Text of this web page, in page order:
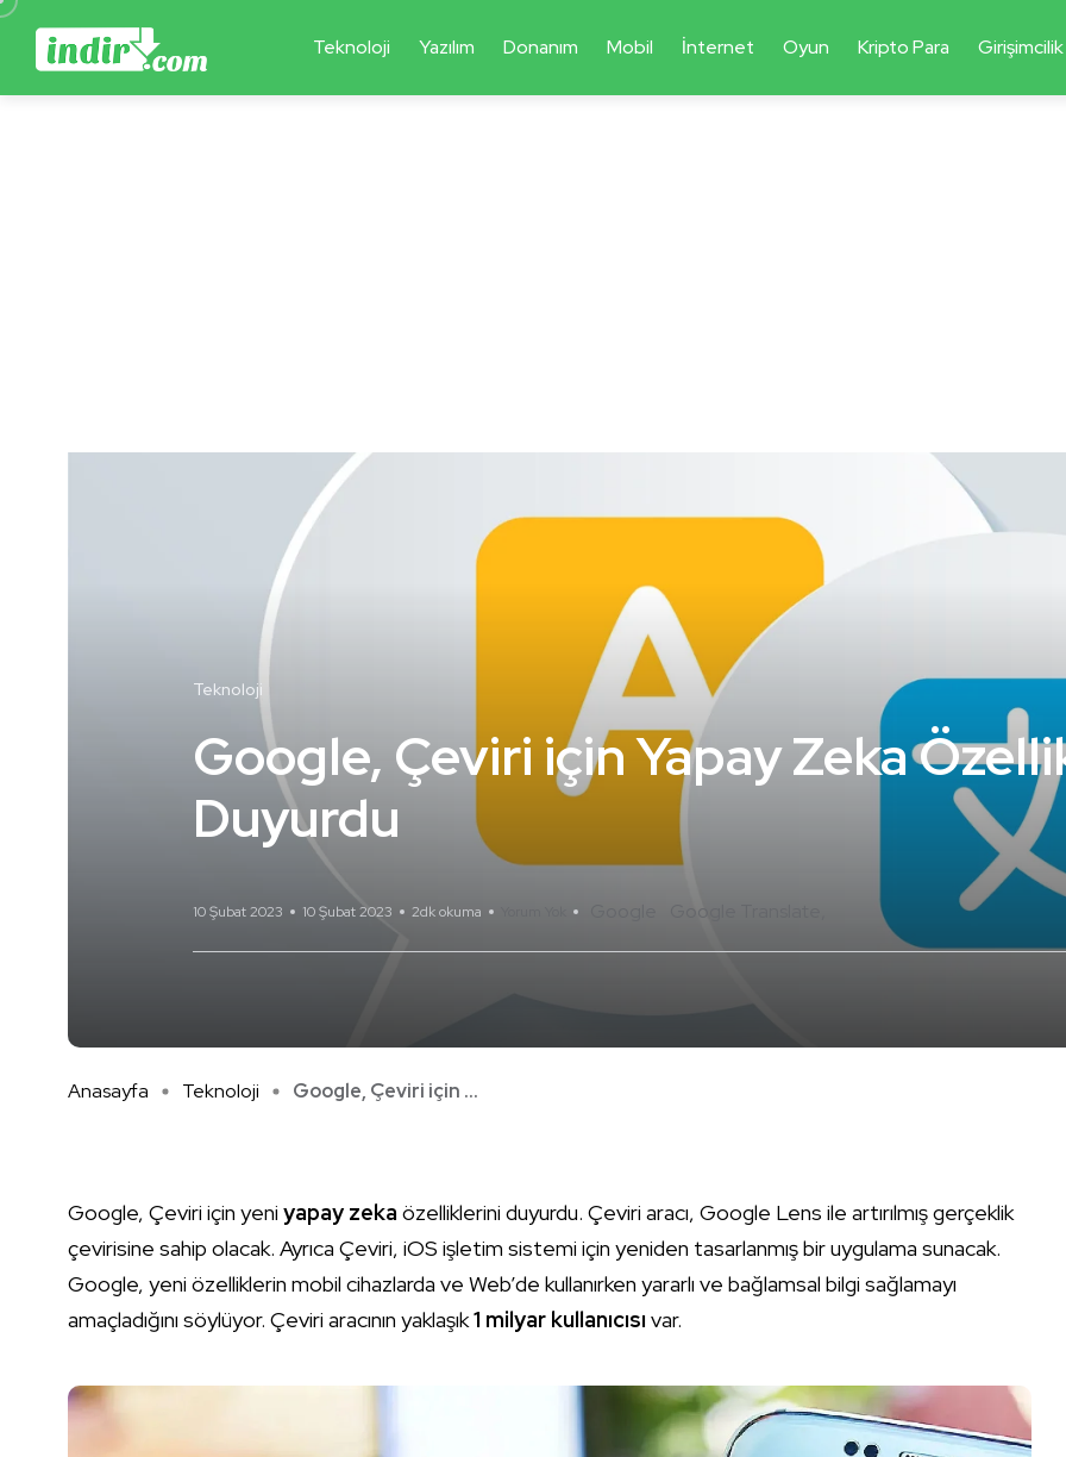
Teknoloji Yazılım Donanım Mobil İnternet Oyun Kripto Para Girişimcilik
Teknoloji
Google, Çeviri için Yapay Zeka
Duyurdu
10 Şubat 2023 10 Şubat 2023 2dk okuma Google Translate
Anasayfa Teknoloji Google, Çeviri için ...
Google, Çeviri için yeni yapay zeka özelliklerini duyurdu. Çeviri aracı, Google Lens ile artırılmış gerçeklik
çevirisine sahip olacak. Ayrıca Çeviri, iOS işletim sistemi için yeniden tasarlanmış bir uygulama sunacak.
Google, yeni özelliklerin mobil cihazlarda ve Web’de kullanırken yararlı ve bağlamsal bilgi sağlamayı
amaçladığını söylüyor. Çeviri aracının yaklaşık1 milyar kullanıcısı var.